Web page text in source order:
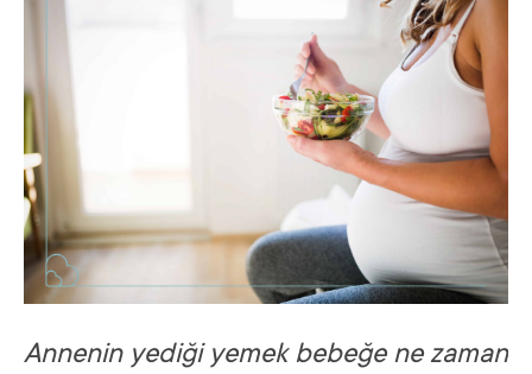
Annenin yediği yemek bebeğe ne zaman